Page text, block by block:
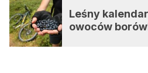
Leśny
owoców